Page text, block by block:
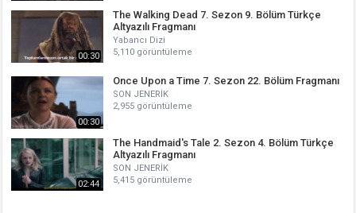
00:30
The Walking Dead 7. Sezon 9. Bölüm Türkçe
Altyazılı Fragmanı
Yabancı Dizi
5,110 görüntüleme
00:30
Once Upon a Time 7. Sezon 22. Bölüm Fragmanı
SON JENERİK
2,955 görüntüleme
02:44
The Handmaid's Tale 2. Sezon 4. Bölüm Türkçe
Altyazılı Fragmanı
SON JENERİK
5,415 görüntüleme